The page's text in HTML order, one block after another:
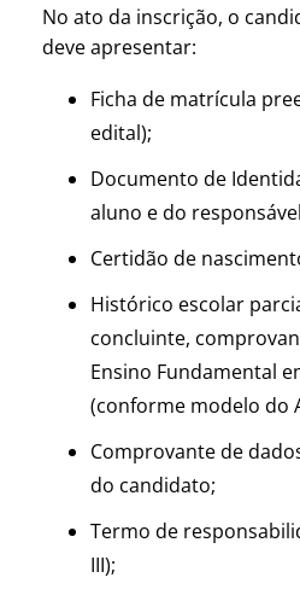
No ato da inscrição, o
deve apresentar:
Ficha de matrícula
edital);
Documento de
aluno e do
Certidão de
Histórico escolar
concluinte,
Ensino Fundamental
(conforme modelo do
Comprovante de
do candidato;
Termo de
III);